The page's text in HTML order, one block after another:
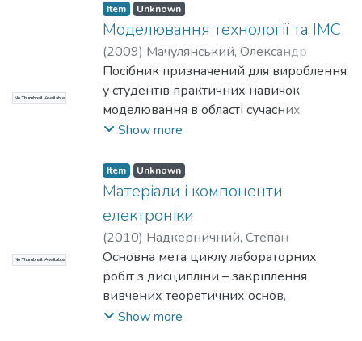
С++. В другій частині розглядаються
типові структури даних та методи
роботи з ними.
No Thumbnail Available
Item Unknown
Моделювання технології та ІМС
(2009) Мачулянський, Олександр
Вікторович;Татарчук, Дмитро
Дмитрович ;Електронiки;НТУУ «КПІ»
Посібник призначений для вироблення
у студентів практичних навичок
моделювання в області сучасних
технологій електронного виробництва.
Show more
No Thumbnail Available
Item Unknown
Матеріали і компоненти
електроніки
(2010) Надкерничний, Степан
Петрович;Електроніки;НТУУ «КПІ»
Основна мета циклу лабораторних
робіт з дисципліни – закріплення
вивчених теоретичних основ,
засвоєння методик вимірювання
Show more